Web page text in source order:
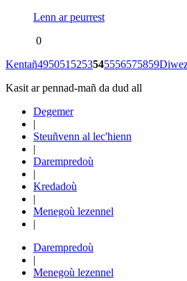
Lenn ar peurrest
0
Kentañ495051 5253545556575859
Kasit ar pennad-mañ da dud all
Degemer
|
Steuñvenn al lec'hienn
|
Darempredoù
|
Kredadoù
|
Menegoù lezennel
|
Darempredoù
|
Menegoù lezennel